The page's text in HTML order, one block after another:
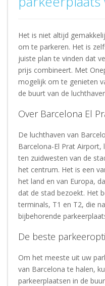
Het is niet altijd
om te parkeren. Het is
juiste plan te vinden dat
prijs combineert. Met
mogelijk om te genieten
de buurt van de
Over Barcelona El
De luchthaven van
Barcelona-El Prat
ten zuidwesten van de
het centrum. Het is een
het land en van Europa,
dat de stad bezoekt. Het
terminals, T1 en T2, die
bijbehorende
De beste
Om het meeste uit uw
van Barcelona te halen,
parkeerplaatsen in de